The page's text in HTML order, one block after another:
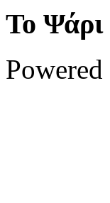
Το Ψάρι